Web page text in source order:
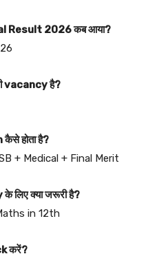
Result 2026 कब आया?
vacancy है?
होता है?
+ Medical + Final Merit
क्या जरूरी है?
in 12th
करें?